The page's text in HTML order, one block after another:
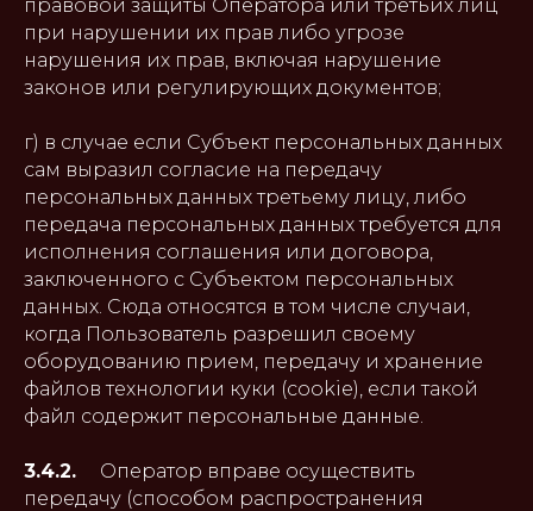
правовой защиты Оператора или третьих лиц
при нарушении их прав либо угрозе
нарушения их прав, включая нарушение
законов или регулирующих документов;
г) в случае если Субъект персональных данных
сам выразил согласие на передачу
персональных данных третьему лицу, либо
передача персональных данных требуется для
исполнения соглашения или договора,
заключенного с Субъектом персональных
данных. Сюда относятся в том числе случаи,
когда Пользователь разрешил своему
оборудованию прием, передачу и хранение
файлов технологии куки (cookie), если такой
файл содержит персональные данные.
3.4.2. Оператор вправе осуществить
передачу (способом распространения